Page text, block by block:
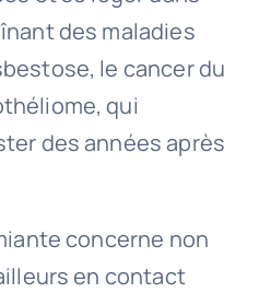
des maladies
le cancer du
qui
des années après
concerne non
en contact